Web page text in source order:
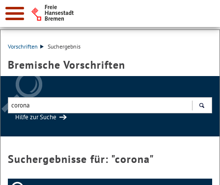
Vorschriften Suchergebnis
Bremische Vorschriften
Hilfe zur Suche
Suchergebnisse für: "corona"